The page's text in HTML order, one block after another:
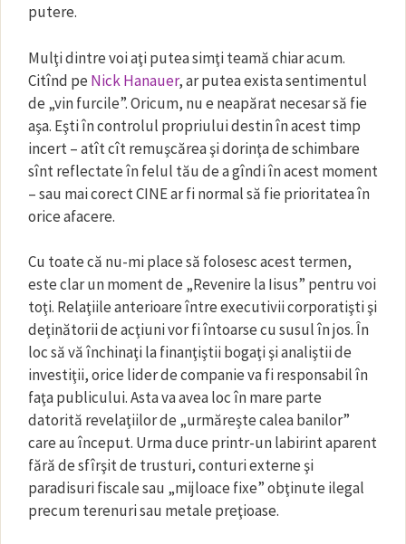
putere.
Mulţi dintre voi aţi putea simţi teamă chiar acum.
Citînd pe Nick Hanauer, ar putea exista sentimentul
de „vin furcile”. Oricum, nu e neapărat necesar să fie
aşa. Eşti în controlul propriului destin în acest timp
incert – atît cît remuşcărea şi dorinţa de schimbare
sînt reflectate în felul tău de a gîndi în acest moment
– sau mai corect CINE ar fi normal să fie prioritatea în
orice afacere.
Cu toate că nu-mi place să folosesc acest termen,
este clar un moment de „Revenire la Iisus” pentru voi
toţi. Relaţiile anterioare între executivii corporatişti şi
deţinătorii de acţiuni vor fi întoarse cu susul în jos. În
loc să vă închinaţi la finanţiştii bogaţi şi analiştii de
investiţii, orice lider de companie va fi responsabil în
faţa publicului. Asta va avea loc în mare parte
datorită revelaţiilor de „urmăreşte calea banilor”
care au început. Urma duce printr-un labirint aparent
fără de sfîrşit de trusturi, conturi externe şi
paradisuri fiscale sau „mijloace fixe” obţinute ilegal
precum terenuri sau metale preţioase.